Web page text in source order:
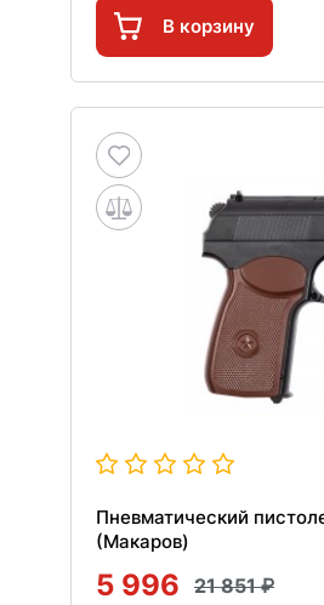
В корзину
Пневматический
(Макаров)
5 996 21 851